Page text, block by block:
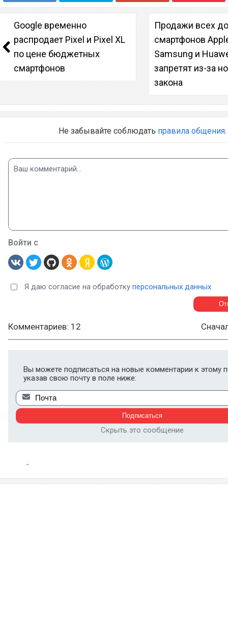
Google временно
распродает Pixel и Pixel XL
по цене бюджетных
смартфонов
Продажи всех
смартфонов
Samsung и
запретят из-за
закона
Не забывайте соблюдать правила общения.
Войти с
Я даю согласие на обработку персональных данных
Комментариев: 12
Вы можете подписаться на новые комментарии к этому
указав свою почту в поле ниже:
Скрыть это сообщение